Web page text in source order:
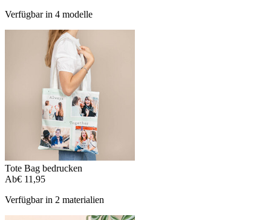
Verfügbar in 4 modelle
Tote Bag bedrucken
Ab€ 11,95
Verfügbar in 2 materialien